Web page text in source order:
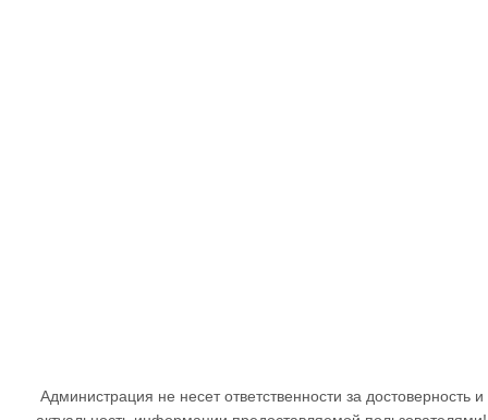
Администрация не несет ответственности за достоверность и